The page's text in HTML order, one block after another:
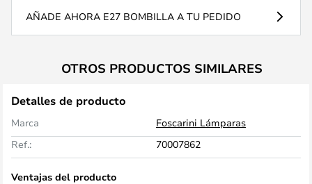
AÑADE AHORA E27 BOMBILLA A TU PEDIDO
OTROS PRODUCTOS SIMILARES
Detalles de producto
Marca
Foscarini Lámparas
Ref.:
70007862
Ventajas del producto